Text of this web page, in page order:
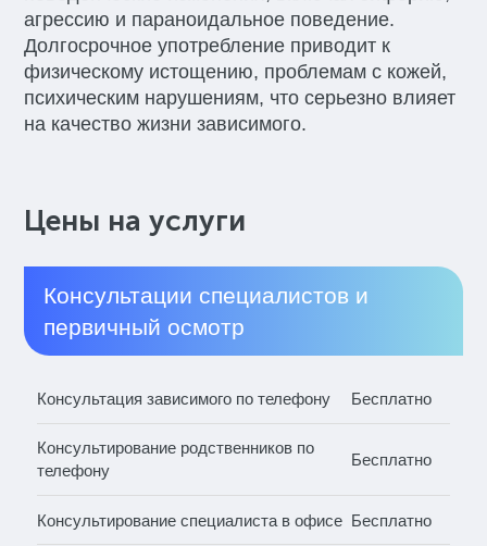
агрессию и параноидальное поведение.
Долгосрочное употребление приводит к
физическому истощению, проблемам с кожей,
психическим нарушениям, что серьезно влияет
на качество жизни зависимого.
Цены на услуги
Консультации специалистов и
первичный осмотр
Консультация зависимого по телефону Бесплатно
Консультирование родственников по
телефону
Бесплатно
Консультирование специалиста в офисе Бесплатно